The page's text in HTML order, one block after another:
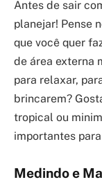
Antes de sair
planejar! Pense
que você quer
de área externa
para relaxar,
brincarem?
tropical ou
importantes
Medindo e